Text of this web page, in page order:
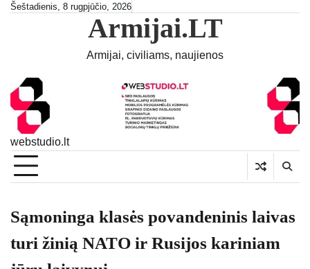
SkipŠeštadienis, 8 rugpjūčio, 2026
Armijai.LT
Armijai, civiliams, naujienos
webstudio.lt
Sąmoninga klasės povandeninis laivas
turi žinią NATO ir Rusijos kariniam